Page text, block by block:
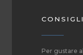
CONSIGLI
Per gustare